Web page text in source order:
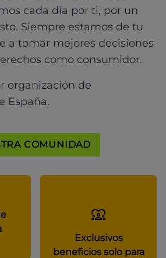
cada día por ti, por un
Siempre estamos de tu
a tomar mejores decisiones
como consumidor.
organización de
España.
COMUNIDAD
Exclusivos
beneficios solo para